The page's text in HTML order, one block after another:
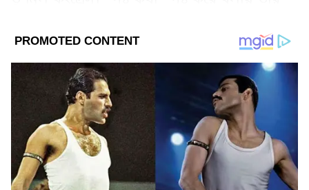
Add Asianetnews Bangla as a Preferred
Source